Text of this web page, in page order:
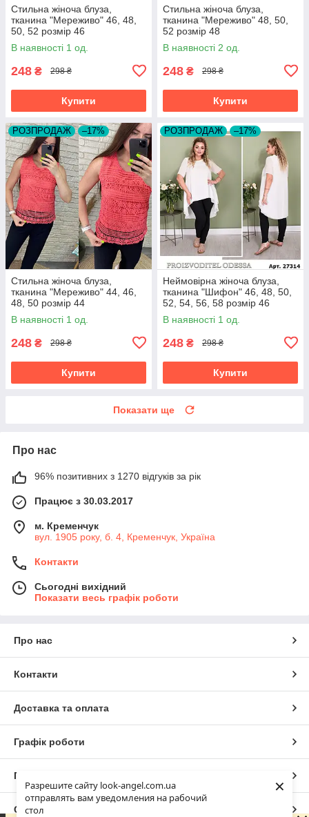
Разрешите сайту look-angel.com.ua
отправлять вам уведомления на рабочий
стол
×
Стильна жіноча блуза,
тканина "Мереживо" 46, 48,
50, 52 розмір 46
В наявності 1 од.
248 ₴ 298 ₴
Купити
Стильна жіноча блуза,
тканина "Мереживо" 48, 50,
52 розмір 48
В наявності 2 од.
248 ₴ 298 ₴
Купити
РОЗПРОДАЖ –17%
Стильна жіноча блуза,
тканина "Мереживо" 44, 46,
48, 50 розмір 44
В наявності 1 од.
248 ₴ 298 ₴
Купити
РОЗПРОДАЖ –17%
Неймовірна жіноча блуза,
тканина "Шифон" 46, 48, 50,
52, 54, 56, 58 розмір 46
В наявності 1 од.
248 ₴ 298 ₴
Купити
Показати ще
Про нас
96% позитивних з 1270 відгуків за рік
Працює з 30.03.2017
м. Кременчук
вул. 1905 року, б. 4, Кременчук, Україна
Контакти
Сьогодні вихідний
Показати весь графік роботи
Про нас
Контакти
Доставка та оплата
Графік роботи
Повна версія сайту
Сайт створено на маркетплейсі